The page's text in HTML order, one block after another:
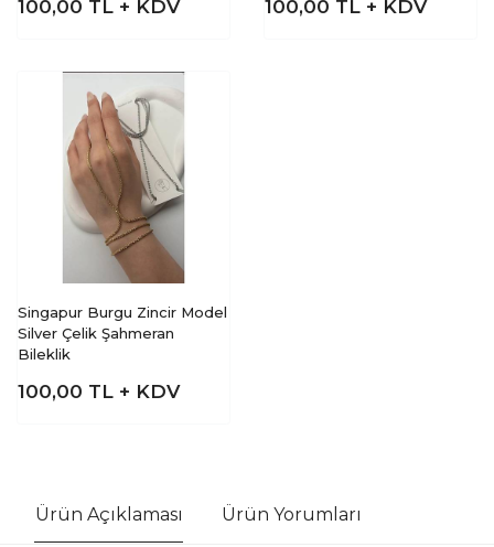
100,00 TL + KDV 100,00 TL + KDV
Singapur Burgu Zincir Model
Silver Çelik Şahmeran
Bileklik
100,00 TL + KDV
Ürün Açıklaması Ürün Yorumları